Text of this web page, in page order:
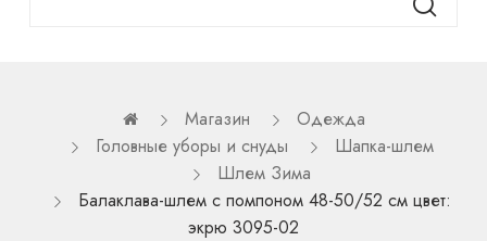
Магазин
Одежда
Головные уборы и снуды
Шапка-шлем
Шлем Зима
Балаклава-шлем с помпоном 48-50/52 см цвет:
экрю 3095-02